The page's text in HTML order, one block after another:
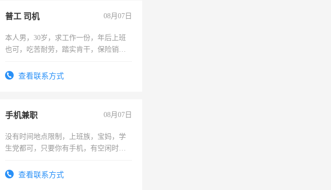
普工 司机 08月07日
本人男，30岁，求工作一份，年后上班
也可，吃苦耐劳，踏实肯干，保险销售
查看联系方式
手机兼职 08月07日
没有时间地点限制，上班族，宝妈，学
生党都可，只要你有手机，有空闲时
勤快的四五十，每天挣零花钱没问题！
查看联系方式